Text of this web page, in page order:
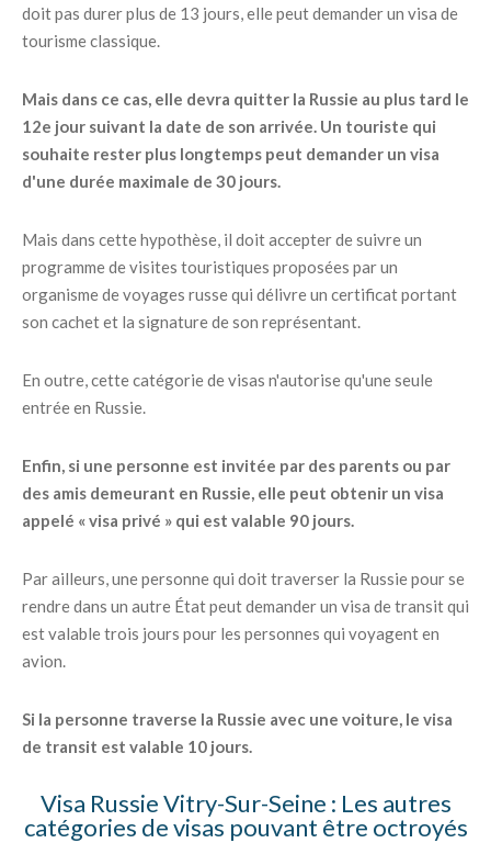
doit pas durer plus de 13 jours, elle peut demander un visa de
tourisme classique.
Mais dans ce cas, elle devra quitter la Russie au plus tard le
12e jour suivant la date de son arrivée. Un touriste qui
souhaite rester plus longtemps peut demander un visa
d'une durée maximale de 30 jours.
Mais dans cette hypothèse, il doit accepter de suivre un
programme de visites touristiques proposées par un
organisme de voyages russe qui délivre un certificat portant
son cachet et la signature de son représentant.
En outre, cette catégorie de visas n'autorise qu'une seule
entrée en Russie.
Enfin, si une personne est invitée par des parents ou par
des amis demeurant en Russie, elle peut obtenir un visa
appelé « visa privé » qui est valable 90 jours.
Par ailleurs, une personne qui doit traverser la Russie pour se
rendre dans un autre État peut demander un visa de transit qui
est valable trois jours pour les personnes qui voyagent en
avion.
Si la personne traverse la Russie avec une voiture, le visa
de transit est valable 10 jours.
Visa Russie Vitry-Sur-Seine : Les autres
catégories de visas pouvant être octroyés